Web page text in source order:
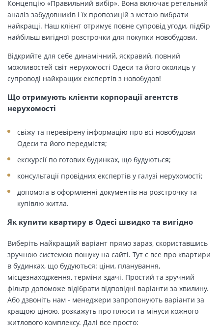
Концепцію «Правильний вибір». Вона включає ретельний
аналіз забудовників і їх пропозицій з метою вибрати
найкращі. Наш клієнт отримує повне супровід угоди, підбір
найбільш вигідної розстрочки для покупки новобудови.
Відкрийте для себе динамічний, яскравий, повний
можливостей світ нерухомості Одеси та його околиць у
супроводі найкращих експертів з новобудов!
Що отримують клієнти корпорації агентств
нерухомості
свіжу та перевірену інформацію про всі новобудови
Одеси та його передмістя;
екскурсії по готових будинках, що будуються;
консультації провідних експертів у галузі нерухомості;
допомога в оформленні документів на розстрочку та
купівлю житла.
Як купити квартиру в Одесі швидко та вигідно
Виберіть найкращий варіант прямо зараз, скориставшись
зручною системою пошуку на сайті. Тут є все про квартири
в будинках, що будуються: ціни, планування,
місцезнаходження, терміни здачі. Простий та зручний
фільтр допоможе відібрати відповідні варіанти за хвилину.
Або дзвоніть нам - менеджери запропонують варіанти за
кращою ціною, розкажуть про плюси та мінуси кожного
житлового комплексу. Далі все просто: